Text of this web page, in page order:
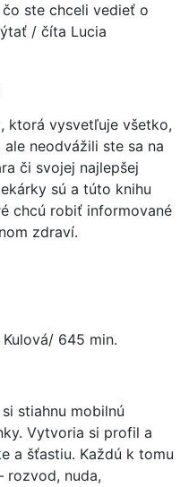
ste chceli vedieť o
/ číta Lucia
ktorá vysvetľuje všetko,
neodvážili ste sa na
či svojej najlepšej
sú a túto knihu
chcú robiť informované
zdraví.
645 min.
stiahnu mobilnú
Vytvoria si profil a
a šťastiu. Každú k tomu
rozvod, nuda,